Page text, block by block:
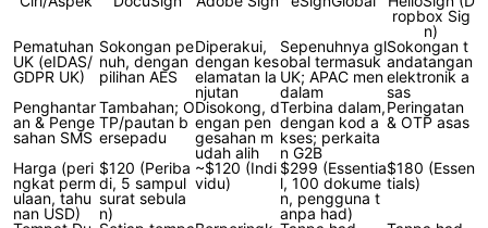
ropbox Sig
n)
Pematuhan
UK (eIDAS/
GDPR UK)
Sokongan pe
nuh, dengan
pilihan AES
Diperakui,
dengan kes
elamatan la
njutan
Sepenuhnya gl
obal termasuk
UK; APAC men
dalam
Sokongan t
andatangan
elektronik a
sas
Penghantar
an & Penge
sahan SMS
Tambahan; O
TP/pautan b
ersepadu
Disokong, d
engan pen
gesahan m
udah alih
Terbina dalam,
dengan kod a
kses; perkaita
n G2B
Peringatan
& OTP asas
Harga (peri
ngkat perm
ulaan, tahu
nan USD)
$120 (Periba
di, 5 sampul
surat sebula
n)
~$120 (Indi
vidu)
$299 (Essentia
l, 100 dokume
n, pengguna t
anpa had)
$180 (Essen
tials)